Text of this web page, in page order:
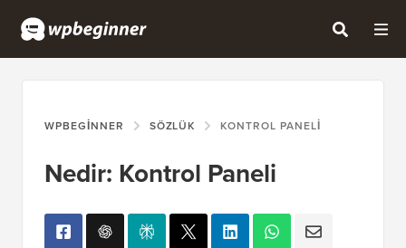
WPBEGINNER SÖZLÜK KONTROL PANELI
Nedir: Kontrol Paneli